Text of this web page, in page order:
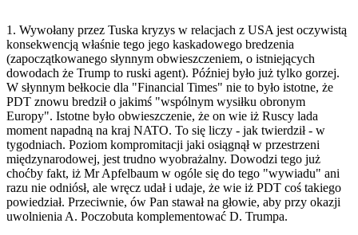
1. Wywołany przez Tuska kryzys w relacjach z USA jest oczywistą
konsekwencją właśnie tego jego kaskadowego bredzenia
(zapoczątkowanego słynnym obwieszczeniem, o istniejących
dowodach że Trump to ruski agent). Później było już tylko gorzej.
W słynnym bełkocie dla "Financial Times" nie to było istotne, że
PDT znowu bredził o jakimś "wspólnym wysiłku obronym
Europy". Istotne było obwieszczenie, że on wie iż Ruscy lada
moment napadną na kraj NATO. To się liczy - jak twierdził - w
tygodniach. Poziom kompromitacji jaki osiągnął w przestrzeni
międzynarodowej, jest trudno wyobrażalny. Dowodzi tego już
choćby fakt, iż Mr Apfelbaum w ogóle się do tego "wywiadu" ani
razu nie odniósł, ale wręcz udał i udaje, że wie iż PDT coś takiego
powiedział. Przeciwnie, ów Pan stawał na głowie, aby przy okazji
uwolnienia A. Poczobuta komplementować D. Trumpa.